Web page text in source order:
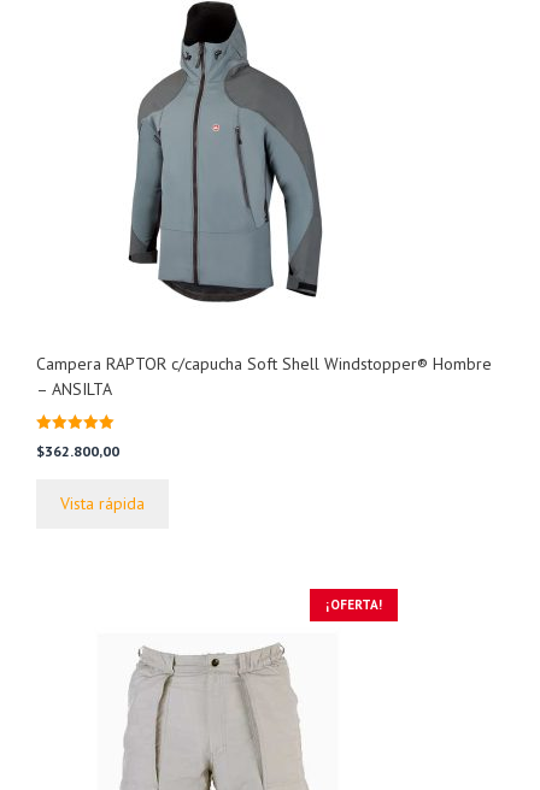
Campera RAPTOR c/capucha Soft Shell Windstopper® Hombre
– ANSILTA
5.00
de 5
$362.800,00
Vista rápida
¡OFERTA!